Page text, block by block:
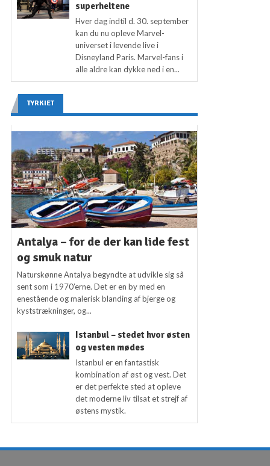
superheltene
Hver dag indtil d. 30. september
kan du nu opleve Marvel-
universet i levende live i
Disneyland Paris. Marvel-fans i
alle aldre kan dykke ned i en...
TYRKIET
Antalya – for de der kan lide fest
og smuk natur
Naturskønne Antalya begyndte at udvikle sig så
sent som i 1970’erne. Det er en by med en
enestående og malerisk blanding af bjerge og
kyststrækninger, og...
Istanbul – stedet hvor østen
og vesten mødes
Istanbul er en fantastisk
kombination af øst og vest. Det
er det perfekte sted at opleve
det moderne liv tilsat et strejf af
østens mystik.